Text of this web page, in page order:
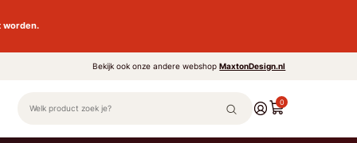
worden.
Bekijk ook onze andere webshopMaxtonDesign.nl
0